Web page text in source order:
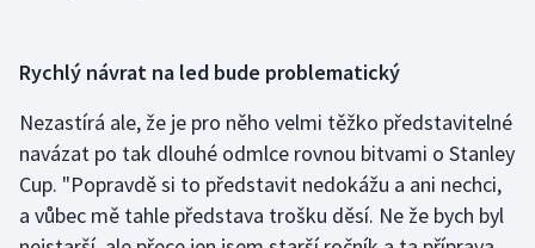
Veslování
Vodní slalom
Rychlý návrat na led bude problematický
Nezastírá ale, že je pro něho velmi těžko představitelné
navázat po tak dlouhé odmlce rovnou bitvami o Stanley
Cup. "Popravdě si to představit nedokážu a ani nechci,
a vůbec mě tahle představa trošku děsí. Ne že bych byl